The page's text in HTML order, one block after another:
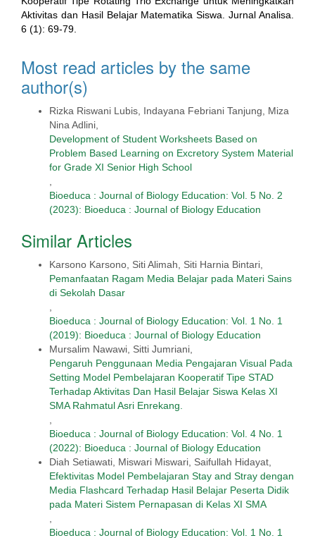
Aktivitas dan Hasil Belajar Matematika Siswa. Jurnal Analisa.
6 (1): 69-79.
Most read articles by the same
author(s)
Rizka Riswani Lubis, Indayana Febriani Tanjung, Miza
Nina Adlini,
Development of Student Worksheets Based on
Problem Based Learning on Excretory System Material
for Grade XI Senior High School
Bioeduca : Journal of Biology Education: Vol. 5 No. 2
(2023): Bioeduca : Journal of Biology Education
Similar Articles
Karsono Karsono, Siti Alimah, Siti Harnia Bintari,
Pemanfaatan Ragam Media Belajar pada Materi Sains
di Sekolah Dasar
Bioeduca : Journal of Biology Education: Vol. 1 No. 1
(2019): Bioeduca : Journal of Biology Education
Mursalim Nawawi, Sitti Jumriani,
Pengaruh Penggunaan Media Pengajaran Visual Pada
Setting Model Pembelajaran Kooperatif Tipe STAD
Terhadap Aktivitas Dan Hasil Belajar Siswa Kelas XI
SMA Rahmatul Asri Enrekang.
Bioeduca : Journal of Biology Education: Vol. 4 No. 1
(2022): Bioeduca : Journal of Biology Education
Diah Setiawati, Miswari Miswari, Saifullah Hidayat,
Efektivitas Model Pembelajaran Stay and Stray dengan
Media Flashcard Terhadap Hasil Belajar Peserta Didik
pada Materi Sistem Pernapasan di Kelas XI SMA
Bioeduca : Journal of Biology Education: Vol. 1 No. 1